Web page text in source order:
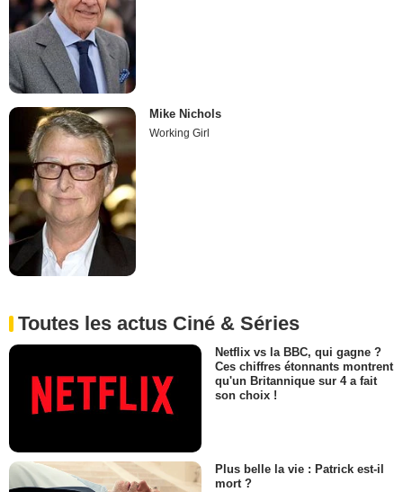
Mike Nichols
Working Girl
Toutes les actus Ciné & Séries
Netflix vs la BBC, qui gagne ?
Ces chiffres étonnants montrent
qu'un Britannique sur 4 a fait
son choix !
Plus belle la vie : Patrick est-il
mort ?